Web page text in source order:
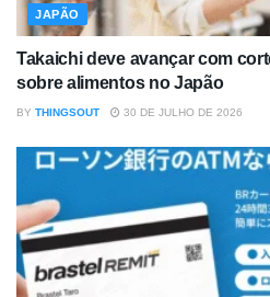
JAPÃO
Takaichi deve avançar com
sobre alimentos no Japão
BY THINGSOUT 30 DE JULHO DE 2026